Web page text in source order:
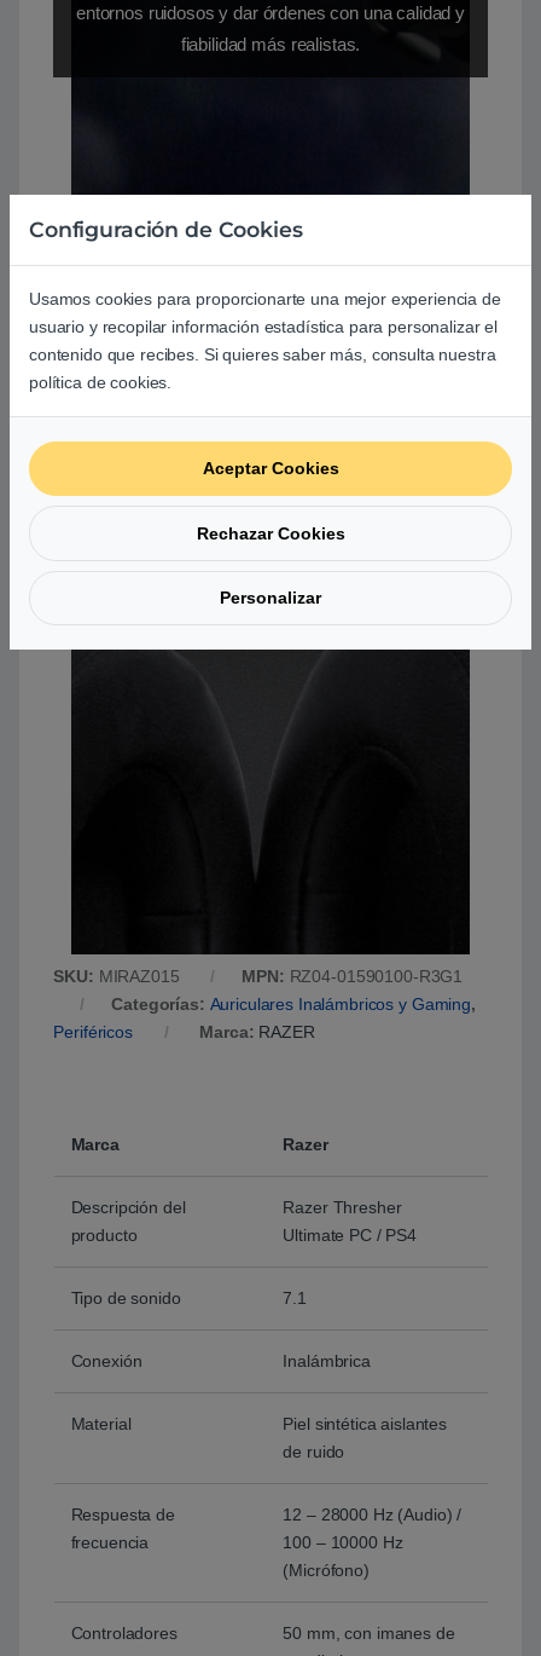
entornos ruidosos y dar órdenes con una calidad y
fiabilidad más realistas.
ALMOHADILLAS LIGERAS
DE PIEL SINTÉTICA
Diseñados para una comodidad completa
incluso durante maratones de juego, sus
SKU: MIRAZ015 MPN: RZ04-01590100-R3G1
Categorías: Auriculares Inalámbricos y Gaming,
Periféricos
Marca: RAZER
Marca Razer
Descripción del
producto
Razer Thresher
Ultimate PC / PS4
Tipo de sonido 7.1
Conexión Inalámbrica
Material
Piel sintética aislantes
de ruido
Respuesta de
frecuencia
12 – 28000 Hz (Audio) /
100 – 10000 Hz
(Micrófono)
Controladores
50 mm, con imanes de
Configuración de Cookies
Usamos cookies para proporcionarte una mejor experiencia de
usuario y recopilar información estadística para personalizar el
contenido que recibes. Si quieres saber más, consulta nuestra
política de cookies.
Aceptar Cookies
Rechazar Cookies
Personalizar